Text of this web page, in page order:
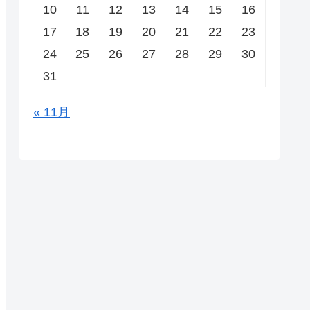
10
11 12 13 14 15
16
17
18 19 20 21 22
23
24
25 26 27 28 29
30
31
« 11月